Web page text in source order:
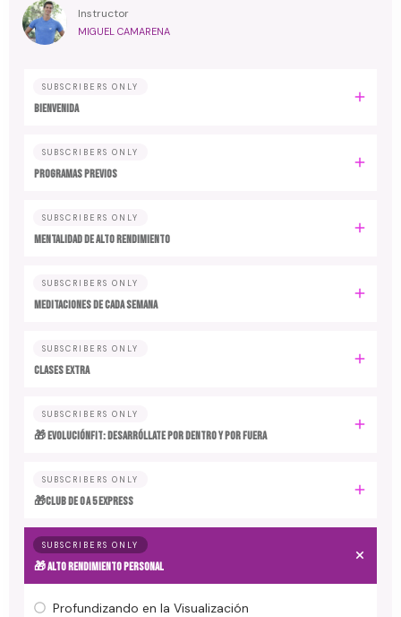
Instructor
MIGUEL CAMARENA
SUBSCRIBERS ONLY
BIENVENIDA
SUBSCRIBERS ONLY
PROGRAMAS PREVIOS
SUBSCRIBERS ONLY
MENTALIDAD DE ALTO RENDIMIENTO
SUBSCRIBERS ONLY
MEDITACIONES DE CADA SEMANA
SUBSCRIBERS ONLY
CLASES EXTRA
SUBSCRIBERS ONLY
🎁 EvoluciónFit: desarróllate por dentro y por fuera
SUBSCRIBERS ONLY
🎁Club de 0 a 5 EXPRESS
SUBSCRIBERS ONLY
🎁 ALTO RENDIMIENTO PERSONAL
Profundizando en la Visualización